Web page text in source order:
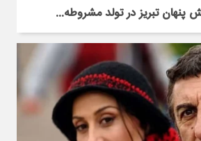
پنهان تبریز در تولد مشروطه...